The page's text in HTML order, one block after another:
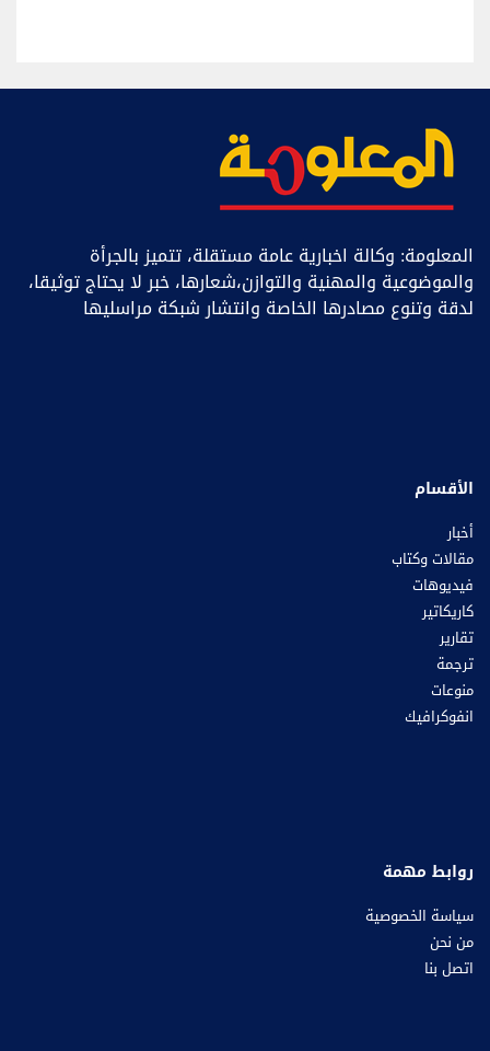
المعلومة: وكالة اخبارية عامة مستقلة، تتميز بالجرأة
والموضوعية والمهنية والتوازن،شعارها، خبر ﻻ يحتاج توثيقا،
لدقة وتنوع مصادرها الخاصة وانتشار شبكة مراسليها
الأقسام
أخبار
مقالات وكتاب
فيديوهات
كاريكاتير
تقارير
ترجمة
منوعات
انفوكرافيك
روابط مهمة
سياسة الخصوصية
من نحن
اتصل بنا